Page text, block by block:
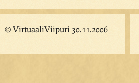
© VirtuaaliViipuri 30.11.2006